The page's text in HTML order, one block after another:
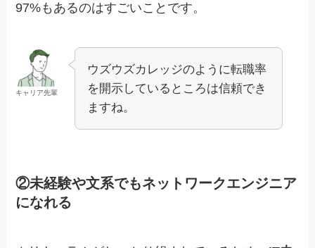
97%もあるのはすごいことです。
キャリア先輩
ウズウズカレッジのように転職率
を開示しているところは信頼でき
ますね。
②未経験や文系でもネットワークエンジニア
になれる